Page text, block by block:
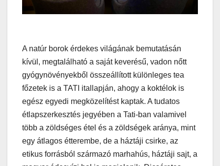
A natúr borok érdekes világának bemutatásán
kívül, megtalálható a saját keverésű, vadon nőtt
gyógynövényekből összeállított különleges tea
főzetek is a TATI itallapján, ahogy a koktélok is
egész egyedi megközelítést kaptak. A tudatos
étlapszerkesztés jegyében a Tati-ban valamivel
több a zöldséges étel és a zöldségek aránya, mint
egy átlagos étterembe, de a háztáji csirke, az
etikus forrásból származó marhahús, háztáji sajt, a